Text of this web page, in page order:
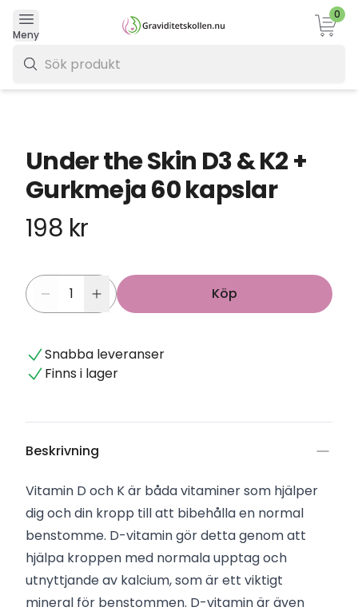
Meny
0
Under the Skin D3 & K2 +
Gurkmeja 60 kapslar
198 kr
Köp
Snabba leveranser
Finns i lager
Beskrivning
Vitamin D och K är båda vitaminer som hjälper
dig och din kropp till att bibehålla en normal
benstomme. D-vitamin gör detta genom att
hjälpa kroppen med normala upptag och
utnyttjande av kalcium, som är ett viktigt
mineral för benstommen. D-vitamin är även